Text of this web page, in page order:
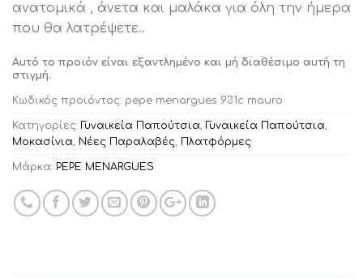
ανατομικά , άνετα και μαλάκα για όλη την ήμερα
που θα λατρέψετε..
Αυτό το προϊόν είναι εξαντλημένο και μή διαθέσιμο αυτή τη
στιγμή.
Κωδικός προϊόντος: pepe menargues 931c mauro
Κατηγορίες: Γυναικεία Παπούτσια, Γυναικεία Παπούτσια,
Μοκασίνια, Νέες Παραλαβές, Πλατφόρμες
Μάρκα: PEPE MENARGUES